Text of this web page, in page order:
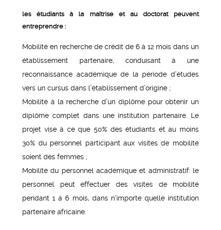
les étudiants à la maîtrise et au doctorat peuvent
entreprendre :
Mobilité en recherche de crédit de 6 à 12 mois dans un
établissement partenaire, conduisant à une
reconnaissance académique de la période d’études
vers un cursus dans l’établissement d’origine ;
Mobilité à la recherche d’un diplôme pour obtenir un
diplôme complet dans une institution partenaire. Le
projet vise à ce que 50% des étudiants et au moins
30% du personnel participant aux visites de mobilité
soient des femmes ;
Mobilité du personnel académique et administratif: le
personnel peut effectuer des visites de mobilité
pendant 1 à 6 mois, dans n’importe quelle institution
partenaire africaine.